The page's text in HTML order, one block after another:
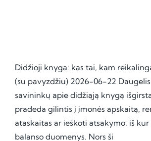
Didžioji knyga: kas tai, kam
(su pavyzdžiu) 2026-06-22
savininkų apie didžiąją knygą
pradeda gilintis į įmonės apskaitą,
ataskaitas ar ieškoti atsakymo, iš
balanso duomenys. Nors ši